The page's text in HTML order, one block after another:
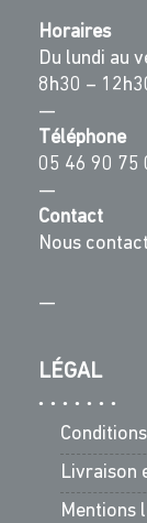
Horaires
Du lundi au
8h30 –
—
Téléphone
05 46 90 75
—
Contact
Nous
—
LÉGAL
Livraison
Mentions